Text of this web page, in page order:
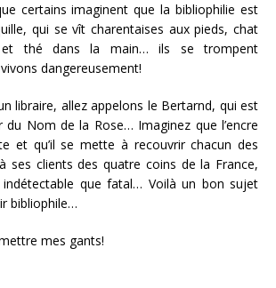
certains imaginent que la bibliophilie est
qui se vît charentaises aux pieds, chat
thé dans la main… ils se trompent
dangereusement!
libraire, allez appelons le Bertarnd, qui est
du Nom de la Rose… Imaginez que l’encre
et qu’il se mette à recouvrir chacun des
ses clients des quatre coins de la France,
indétectable que fatal… Voilà un bon sujet
bibliophile…
mes gants!